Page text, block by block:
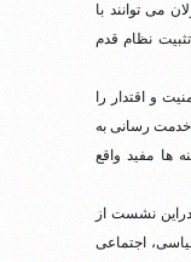
می توانند با
نظام قدم
و اقتدار را
خدمت رسانی به
ها مفید واقع
دراین نشست از
سیاسی، اجتماعی